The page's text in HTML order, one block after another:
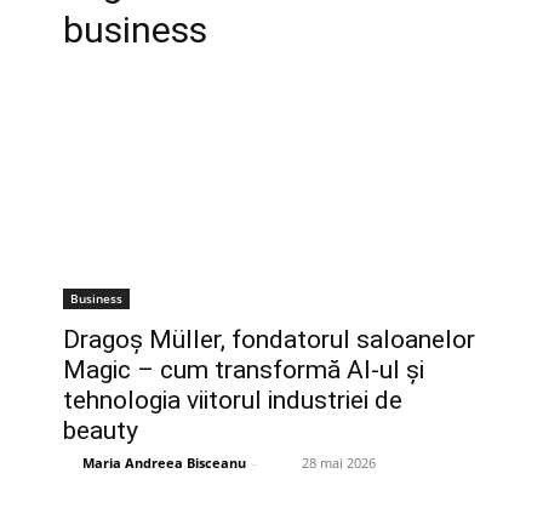
business
Business
Dragoș Müller, fondatorul saloanelor
Magic – cum transformă AI-ul și
tehnologia viitorul industriei de
beauty
Maria Andreea Bisceanu - 28 mai 2026